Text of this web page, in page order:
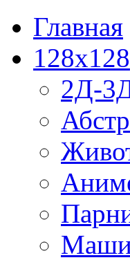
Главная
128x128
2Д-